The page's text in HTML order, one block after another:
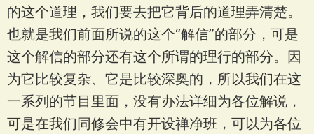
的这个道理，我们要去把它背后的道理弄清楚。
也就是我们前面所说的这个“解信”的部分，可是
这个解信的部分还有这个所谓的理行的部分。因
为它比较复杂、它是比较深奥的，所以我们在这
一系列的节目里面，没有办法详细为各位解说，
可是在我们同修会中有开设禅净班，可以为各位